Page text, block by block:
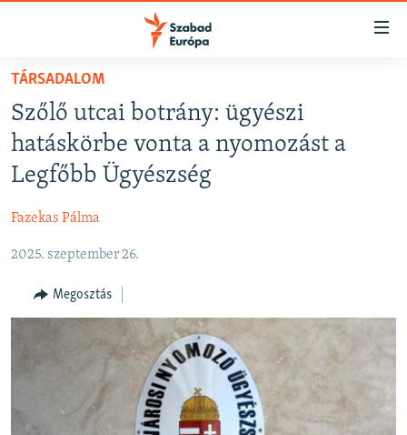
Akadálymentes
Ugrás
fő
oldalra
Ugrás
tartalomjegyzékre
NAPIRENDEN
AKTUÁLIS
PODCASTOK
ELEMZŐ
NER15
SZABADON
TÁRSADALOM
DEMOKRÁCIA
A PÉNZ NYOMÁBAN
EURÓPAI UNIÓ
TÁRSADALOM
Szőlő utcai botrány: ügyészi
hatáskörbe vonta a nyomozást a
Legfőbb Ügyészség
Fazekas Pálma
2025. szeptember 26.
Megosztás
FELIRATKOZÁS